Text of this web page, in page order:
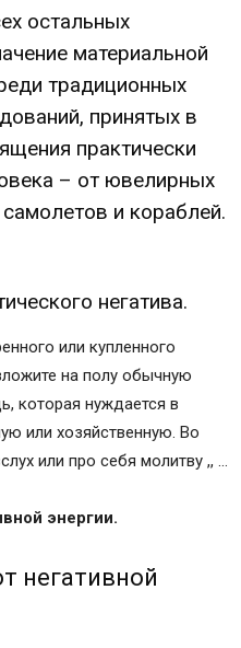
остальных
материальной
традиционных
принятых в
практически
– от ювелирных
и кораблей.
негатива.
или купленного
на полу обычную
которая нуждается в
или хозяйственную. Во
или про себя молитву ,, …
энергии.
негативной